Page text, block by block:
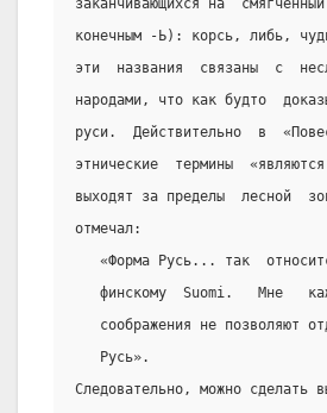
заканчивающихся на
конечным -Ь): корсь, либь,
эти  названия  связаны  с
народами, что как будто
руси.  Действительно  в
этнические  термины
выходят за пределы  лесной
отмечал:
«Форма Русь... так
финскому  Suomi.   Мне
соображения не позволяют
   Русь».
Следовательно, можно сделать